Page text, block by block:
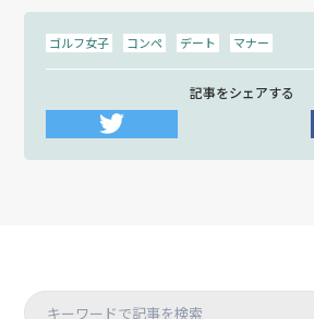
ゴルフ女子 コンペ デート マナー
記事をシェアする